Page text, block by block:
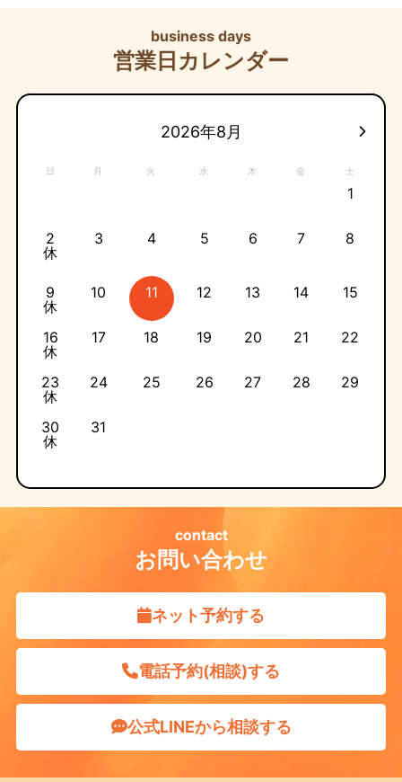
営業日カレンダー
business days
2026年8月
日 月 火 水 木 金 土
1
2
休
3 4 5 6 7 8
9
休
10 11 12 13 14 15
16
休
17 18 19 20 21 22
23
休
24 25 26 27 28 29
30
休
31
お問い合わせ
contact
ネット予約する
電話予約(相談)する
公式LINEから相談する